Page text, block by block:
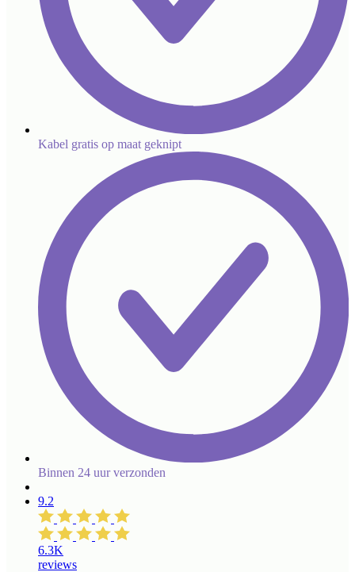
Kabel gratis op maat geknipt
Binnen 24 uur verzonden
9.2
6.3K
reviews